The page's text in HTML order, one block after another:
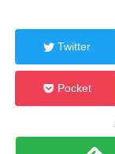
Twitter
Pocket